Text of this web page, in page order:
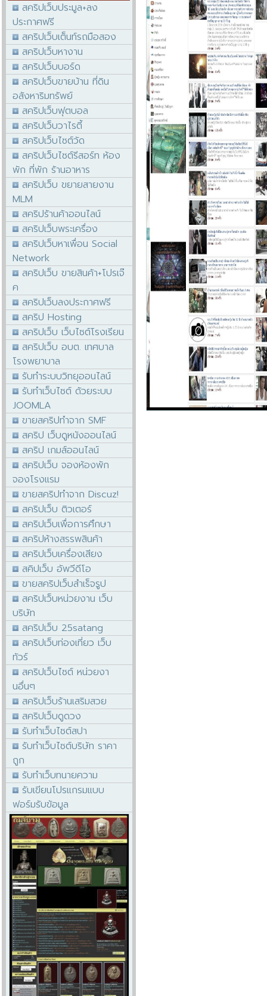
สคริปเว็บประมูล+ลง
ประกาศฟรี
สคริปเว็บเต็นท์รถมือสอง
สคริปเว็บหางาน
สคริปเว็บบอร์ด
สคริปเว็บขายบ้าน ที่ดิน
อสังหาริมทรัพย์
สคริปเว็บฟุตบอล
สคริปเว็บวาไรตี้
สคริปเว็บไซต์วัด
สคริปเว็บไซต์รีสอร์ท ห้อง
พัก ที่พัก ร้านอาหาร
สคริปเว็บ ขยายสายงาน
MLM
สคริปร้านค้าออนไลน์
สคริปเว็บพระเครื่อง
สคริปเว็บหาเพื่อน Social
Network
สคริปเว็บ ขายสินค้า+โปรเจ๊
ค
สคริปเว็บลงประกาศฟรี
สคริป Hosting
สคริปเว็บ เว็บไซต์โรงเรียน
สคริปเว็บ อบต. เทศบาล
โรงพยาบาล
รับทำระบบวิทยุออนไลน์
รับทำเว็บไซต์ ด้วยระบบ
JOOMLA
ขายสคริปทำจาก SMF
สคริป เว็บดูหนังออนไลน์
สคริป เกมส์ออนไลน์
สคริปเว็บ จองห้องพัก
จองโรงแรม
ขายสคริปทำจาก Discuz!
สคริปเว็บ ติวเตอร์
สคริปเว็บเพื่อการศึกษา
สคริปห้างสรรพสินค้า
สคริปเว็บเครื่องเสียง
สคิปเว็บ อัพวีดีโอ
ขายสคริปเว็บสำเร็จรูป
สคริปเว็บหน่วยงาน เว็บ
บริษัท
สคริปเว็บ 25satang
สคริปเว็บท่องเที่ยว เว็บ
ทัวร์
สคริปเว็บไซต์ หน่วยงา
นอื่นๆ
สคริปเว็บร้านเสริมสวย
สคริปเว็บดูดวง
รับทำเว็บไซต์สปา
รับทำเว็บไซต์บริษัท ราคา
ถูก
รับทำเว็บทนายความ
รับเขียนโปรแกรมแบบ
ฟอร์มรับข้อมูล